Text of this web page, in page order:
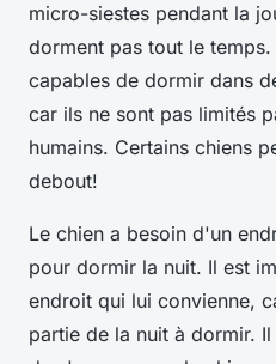
micro-siestes pendant la
dorment pas tout le
capables de dormir dans
car ils ne sont pas limités
humains. Certains chiens
debout!
Le chien a besoin d'un
pour dormir la nuit. Il est
endroit qui lui convienne,
partie de la nuit à dormir.